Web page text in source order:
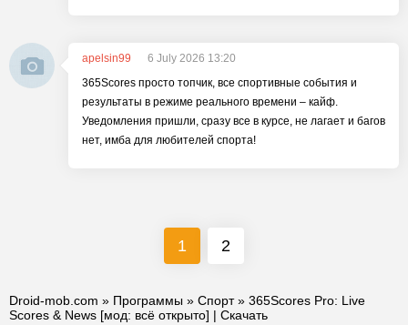
apelsin99
6 July 2026 13:20
365Scores просто топчик, все спортивные события и
результаты в режиме реального времени – кайф.
Уведомления пришли, сразу все в курсе, не лагает и багов
нет, имба для любителей спорта!
1 2
Droid-mob.com » Программы » Спорт» 365Scores Pro: Live
Scores & News [мод: всё открыто] | Скачать